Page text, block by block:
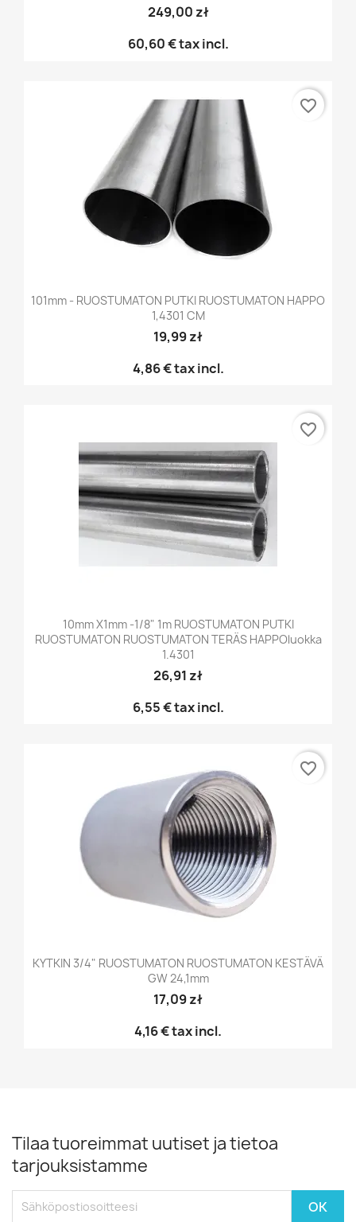
249,00 zł
60,60 €tax incl.
101mm - RUOSTUMATON PUTKI RUOSTUMATON HAPPO
1,4301 CM
19,99 zł
4,86 €tax incl.
favorite_border
10mm X1mm -1/8" 1m RUOSTUMATON PUTKI
RUOSTUMATON RUOSTUMATON TERÄS HAPPOluokka
1.4301
26,91 zł
6,55 €tax incl.
favorite_border
KYTKIN 3/4" RUOSTUMATON RUOSTUMATON KESTÄVÄ
GW 24,1mm
17,09 zł
4,16 €tax incl.
favorite_border
Tilaa tuoreimmat uutiset ja tietoa
tarjouksistamme